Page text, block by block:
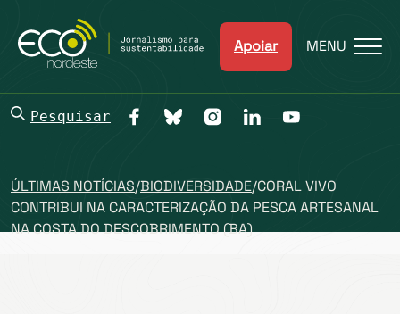
Apoiar MENU
Pesquisar
ÚLTIMAS NOTÍCIAS/BIODIVERSIDADE/CORAL VIVO
CONTRIBUI NA CARACTERIZAÇÃO DA PESCA ARTESANAL
NA COSTA DO DESCOBRIMENTO (BA)